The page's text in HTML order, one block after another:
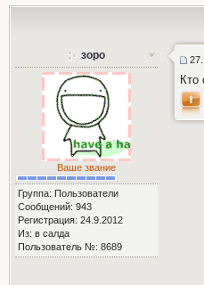
зоро
Ваше звание
Группа: Пользователи
Сообщений: 943
Регистрация: 24.9.2012
Из: в салда
Пользователь №: 8689
Кто